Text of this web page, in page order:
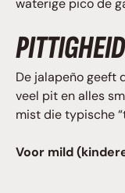
waterige pico de
De jalapeño geeft
veel pit en alles
mist die typische
Voor mild